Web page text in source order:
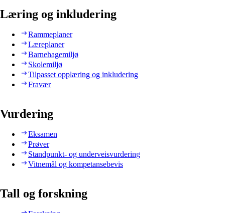
Læring og inkludering
Rammeplaner
Læreplaner
Barnehagemiljø
Skolemiljø
Tilpasset opplæring og inkludering
Fravær
Vurdering
Eksamen
Prøver
Standpunkt- og underveisvurdering
Vitnemål og kompetansebevis
Tall og forskning